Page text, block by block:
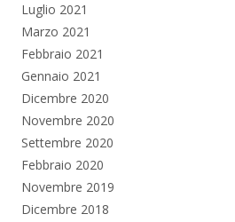
Luglio 2021
Marzo 2021
Febbraio 2021
Gennaio 2021
Dicembre 2020
Novembre 2020
Settembre 2020
Febbraio 2020
Novembre 2019
Dicembre 2018